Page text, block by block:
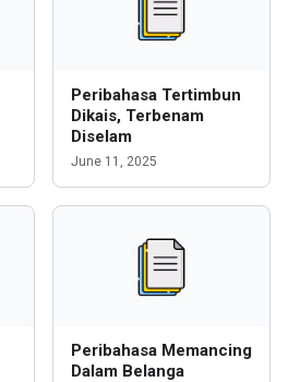
Peribahasa Tertimbun
Dikais, Terbenam
Diselam
June 11, 2025
Peribahasa Memancing
Dalam Belanga